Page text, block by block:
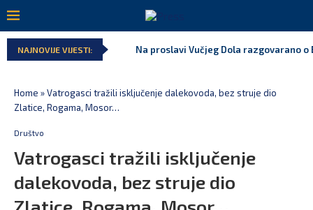
NAJNOVIJE VIJESTI: Na proslavi Vučjeg Dola razgovarano
Home »Vatrogasci tražili isključenje dalekovoda, bez struje dio
Zlatice, Rogama, Mosor…
Društvo
Vatrogasci tražili isključenje
dalekovoda, bez struje dio